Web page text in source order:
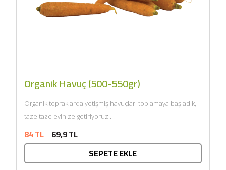
Organik Havuç (500-550gr)
Organik topraklarda yetişmiş havuçları toplamaya başladık,
taze taze evinize getiriyoruz....
84 TL 69,9 TL
SEPETE EKLE